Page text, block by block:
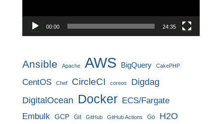
00:00 24:35
Ansible Apache AWS BigQuery CakePHP
CentOS Chef CircleCI coreos
Digdag
DigitalOcean Docker ECS/Fargate
Embulk GCP Git GitHub GitHub Actions Go H2O